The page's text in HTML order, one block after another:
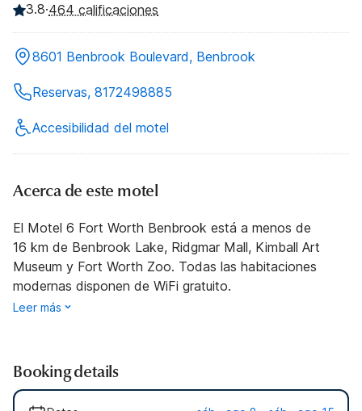
3.8·464 calificaciones
8601 Benbrook Boulevard, Benbrook
Reservas, 8172498885
Accesibilidad del motel
Acerca de este motel
El Motel 6 Fort Worth Benbrook está a menos de
16 km de Benbrook Lake, Ridgmar Mall, Kimball Art
Museum y Fort Worth Zoo. Todas las habitaciones
modernas disponen de WiFi gratuito.
Leer más
Booking details